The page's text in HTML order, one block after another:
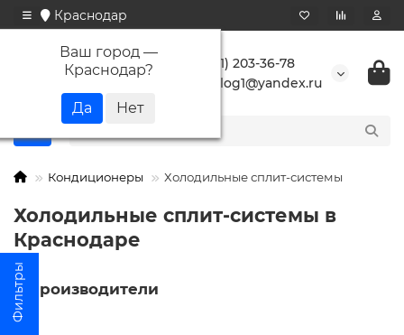
Краснодар
Ваш город —
Краснодар?
+7 (861) 203-36-78
buranlog1@yandex.ru
Кондиционеры Холодильные сплит-системы
Холодильные сплит-системы в
Краснодаре
Производители